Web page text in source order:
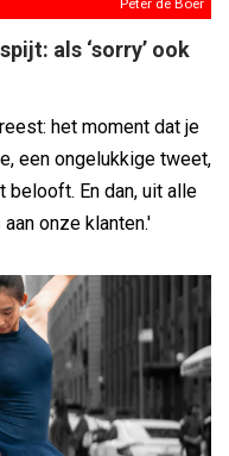
Peter de Boer
als ‘sorry’ ook
het moment dat je
een ongelukkige tweet,
belooft. En dan, uit alle
onze klanten.'